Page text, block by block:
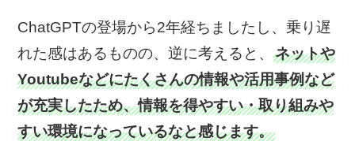
ChatGPTの登場から2年経ちましたし、乗り遅
れた感はあるものの、逆に考えると、ネットや
Youtubeなどにたくさんの情報や活用事例など
が充実したため、情報を得やすい・取り組みや
すい環境になっているなと感じます。